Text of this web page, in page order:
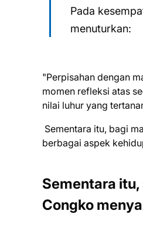
Pada
menuturkan:
"Perpisahan dengan
momen refleksi atas
nilai luhur yang
Sementara itu, bagi
berbagai aspek
Sementara
Congko